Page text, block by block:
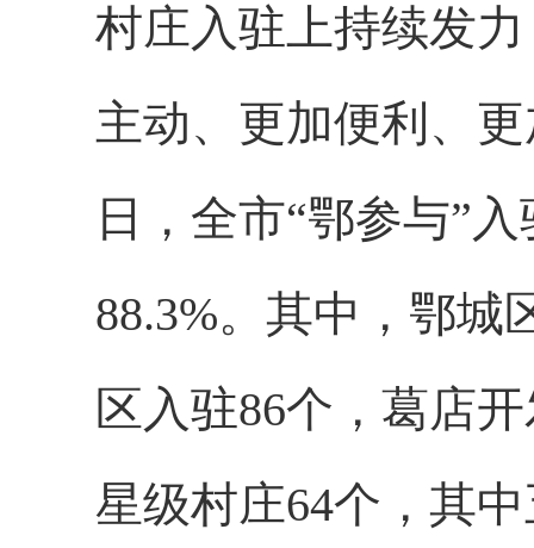
村庄入驻上持续发
主动、更加便利、
日，全市“鄂参与”
88.3%。其中，鄂城
区入驻86个，葛店
星级村庄64个，其